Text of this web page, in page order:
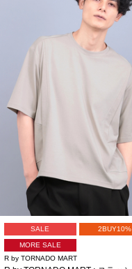
SALE 2BUY10%
MORE SALE
R by TORNADO MART